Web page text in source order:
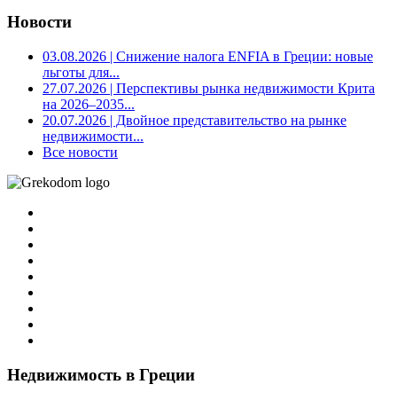
Новости
03.08.2026 | Снижение налога ENFIA в Греции: новые
льготы для...
27.07.2026 | Перспективы рынка недвижимости Крита
на 2026–2035...
20.07.2026 | Двойное представительство на рынке
недвижимости...
Все новости
Недвижимость в Греции